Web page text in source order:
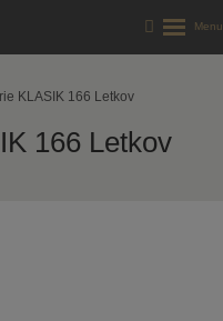
KLASIK 166 Letkov
166 Letkov